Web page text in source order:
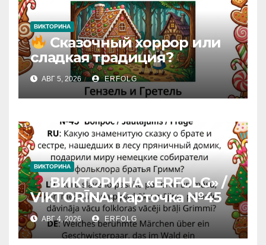
ВИКТОРИНА
Сказочный хоррор или
сладкая традиция?
Открываем секреты
вчерашней викторины!
АВГ 5, 2026 ERFOLG
ВИКТОРИНА
ВИКТОРИНА «ERFOLG» /
VIKTORĪNA: Карточка №45
АВГ 4, 2026 ERFOLG